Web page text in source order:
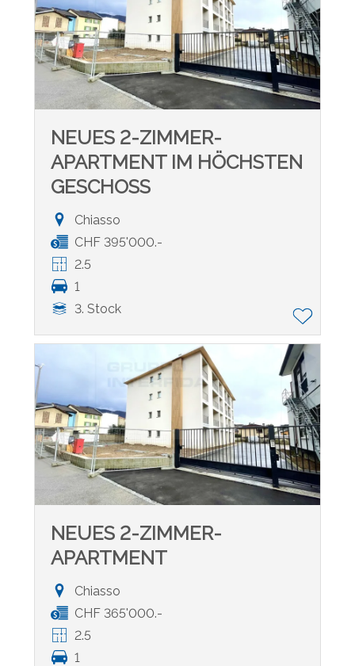
NEUES 2-ZIMMER-
APARTMENT IM HÖCHSTEN
GESCHOSS
Chiasso
CHF 395'000.-
2.5
1
3. Stock
NEUES 2-ZIMMER-
APARTMENT
Chiasso
CHF 365'000.-
2.5
1